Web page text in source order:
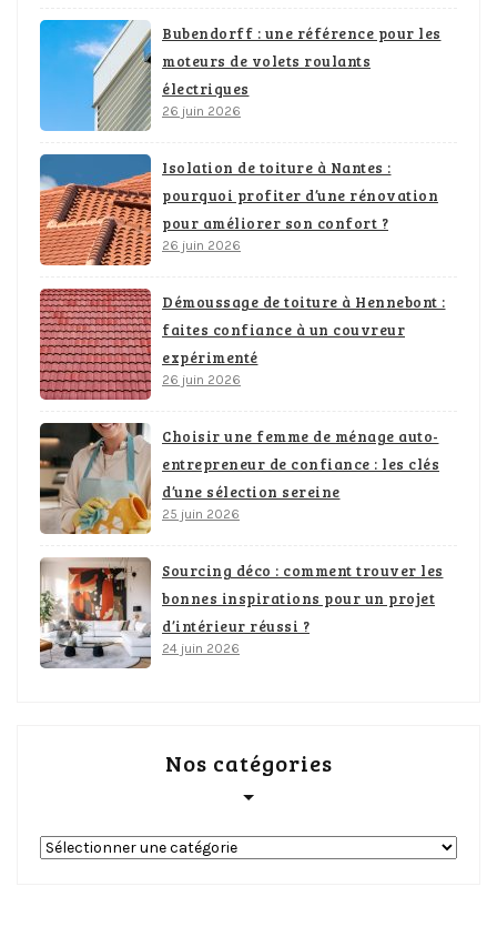
Bubendorff : une référence pour les
moteurs de volets roulants
électriques
26 juin 2026
Isolation de toiture à Nantes :
pourquoi profiter d’une rénovation
pour améliorer son confort ?
26 juin 2026
Démoussage de toiture à Hennebont :
faites confiance à un couvreur
expérimenté
26 juin 2026
Choisir une femme de ménage auto-
entrepreneur de confiance : les clés
d’une sélection sereine
25 juin 2026
Sourcing déco : comment trouver les
bonnes inspirations pour un projet
d’intérieur réussi ?
24 juin 2026
Nos catégories